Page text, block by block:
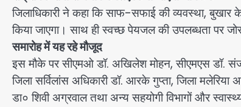
जिलाधिकारी ने कहा कि साफ-सफाई की व्यवस्था, बुखार
किया जाएगा। साथ ही स्वच्छ पेयजल की उपलब्धता पर जोर
समारोह में यह रहे मौजूद
इस मौके पर सीएमओ डॉ. अखिलेश मोहन, सीएमएस डॉ.
जिला सर्विलांस अधिकारी डॉ. आरके गुप्ता, जिला मलेरिया
डा० शिवी अग्रवाल तथा अन्य सहयोगी विभागों और